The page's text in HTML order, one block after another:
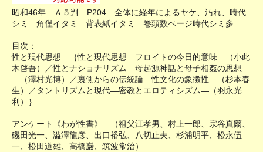
昭和46年 Ａ５判 P204 全体に経年によるヤケ、汚れ、時代
シミ 角僅イタミ 背表紙イタミ 巻頭数ページ時代シミ多
目次：
性と現代思想 ｛性と現代思想―フロイトの今日的意味―（小此
木啓吾）／性とナショナリズム―母起源神話と母子相姦の思想
―（澤村光博）／裏側からの伝統論―性文化の象徴性―（杉本春
生）／タントリズムと現代―密教とエロティシズム―（羽永光
利）｝
アンケート《わが性書》 （祖父江孝男、村上一郎、宗谷真爾、
磯田光一、澁澤龍彦、出口裕弘、八切止夫、杉浦明平、松永伍
一、松田道雄、高橋巌、筑波常治）